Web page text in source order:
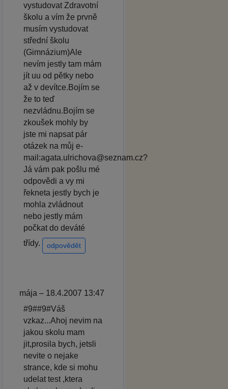
vystudovat Zdravotní
školu a vím že prvně
musím vystudovat
střední školu
(Gimnázium)Ale
nevím jestly tam mám
jít uu od pětky nebo
až v devítce.Bojím se
že to teď
nezvládnu.Bojím se
zkoušek mohly by
jste mi napsat pár
otázek na můj e-
mail:agata.ulrichova@seznam.cz?
Já vám pak pošlu mé
odpovědi a vy mi
řekneta jestly bych je
mohla zvládnout
nebo jestly mám
počkat do deváté
třídy.
odpovědět
mája – 18.4.2007 13:47
#9##9#Váš
vzkaz...Ahoj nevim na
jakou skolu mam
jit,prosila bych, jetsli
nevite o nejake
strance, kde si mohu
udelat test ,ktera